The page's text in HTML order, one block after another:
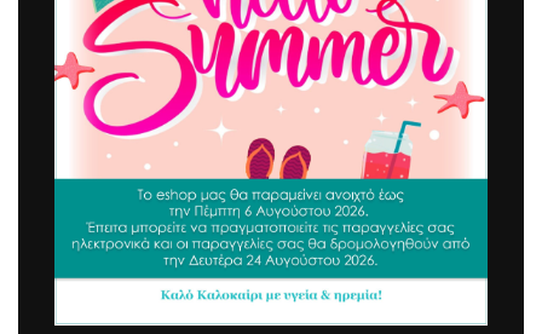
Ποδόμακτρο Junior 40×70 cm Καφέ
6,37€ συμπ. Φ.Π.Α
Φτιαγμένο από λάστιχο υψηλής αντοχής και μοκέτα.